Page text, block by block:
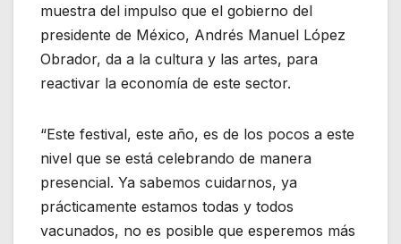
muestra del impulso que el gobierno del
presidente de México, Andrés Manuel López
Obrador, da a la cultura y las artes, para
reactivar la economía de este sector.
“Este festival, este año, es de los pocos a este
nivel que se está celebrando de manera
presencial. Ya sabemos cuidarnos, ya
prácticamente estamos todas y todos
vacunados, no es posible que esperemos más